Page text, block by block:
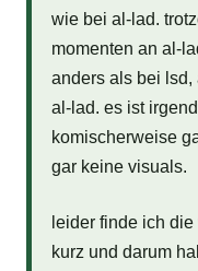
wie bei al-lad.
momenten an al-
anders als bei
al-lad. es ist
komischerweise
gar keine visuals.
leider finde ich
kurz und darum